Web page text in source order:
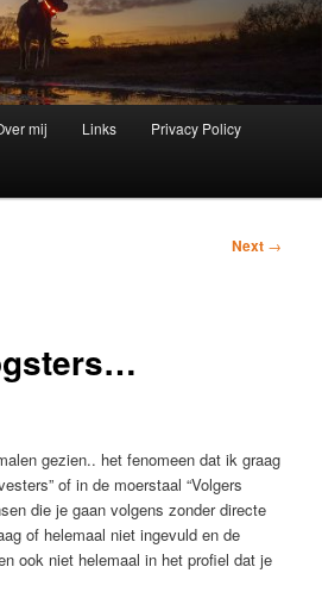
mij Links Privacy Policy
Next →
gezien.. het fenomeen dat ik graag
of in de moerstaal “Volgers
die je gaan volgens zonder directe
of helemaal niet ingevuld en de
ook niet helemaal in het profiel dat je